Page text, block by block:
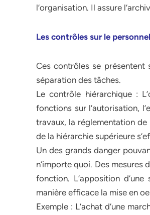
l’organisation. Il assure
Les contrôles sur le
Ces contrôles se
séparation des tâches.
Le contrôle hiérarchique :
fonctions sur l’autorisation,
travaux, la réglementation de
de la hiérarchie supérieure
Un des grands danger
n’importe quoi. Des
fonction. L’apposition
manière efficace la mise en
Exemple : L’achat d’une